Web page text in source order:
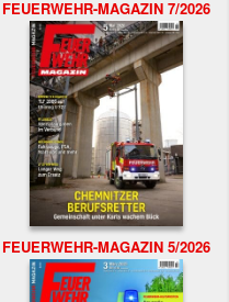
FEUERWEHR-MAGAZIN 7/2026
FEUERWEHR-MAGAZIN 5/2026